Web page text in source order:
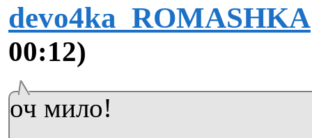
devo4ka_ROMASHKA
00:12)
оч мило!